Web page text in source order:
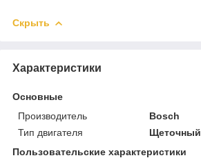
Скрыть
Характеристики
Основные
Производитель
Bosch
Тип двигателя
Щеточный
Пользовательские характеристики